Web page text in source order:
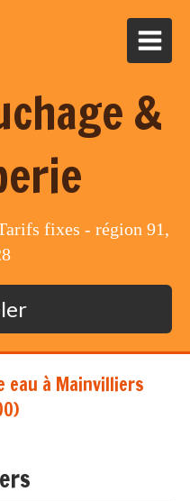
&
fixes - région 91,
eau à Mainvilliers